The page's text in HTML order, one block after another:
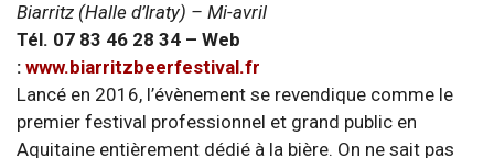
Biarritz (Halle d’Iraty) – Mi-avril
Tél. 07 83 46 28 34 – Web
: www.biarritzbeerfestival.fr
Lancé en 2016, l’évènement se revendique comme le
premier festival professionnel et grand public en
Aquitaine entièrement dédié à la bière. On ne sait pas